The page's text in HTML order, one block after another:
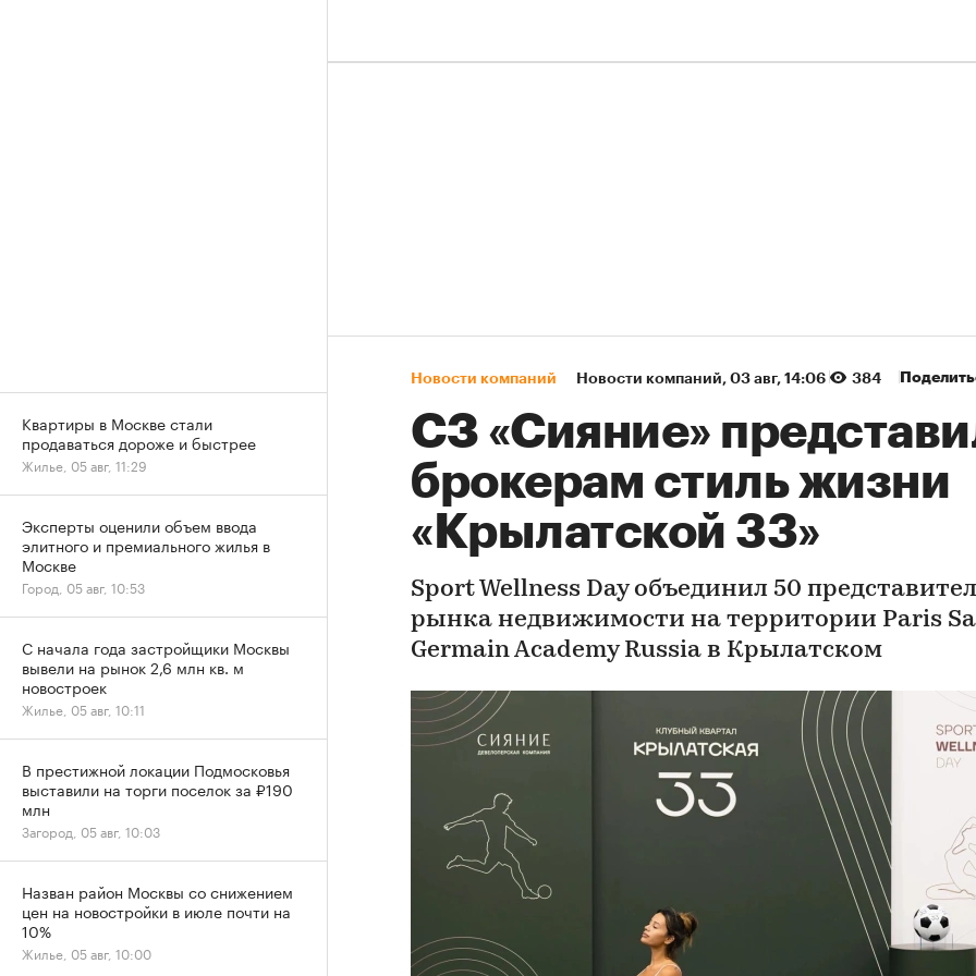
Новости компаний Новости компаний⁠, 03 авг, 14:06 384
СЗ «Сияние»
брокерам стиль жизни
«Крылатской 33»
Sport Wellness Day объединил 50
рынка недвижимости на территории Paris
Germain Academy Russia в Крылатском
Квартиры в Москве стали
продаваться дороже и быстрее
Жилье, 05 авг, 11:29
Эксперты оценили объем ввода
элитного и премиального жилья в
Москве
Город, 05 авг, 10:53
С начала года застройщики Москвы
вывели на рынок 2,6 млн кв. м
новостроек
Жилье, 05 авг, 10:11
В престижной локации Подмосковья
выставили на торги поселок за ₽190
млн
Загород, 05 авг, 10:03
Назван район Москвы со снижением
цен на новостройки в июле почти на
10%
Жилье, 05 авг, 10:00